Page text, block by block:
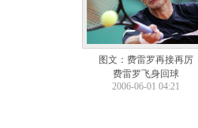
图文：费雷罗再接再厉
费雷罗飞身回球
2006-06-01 04:21